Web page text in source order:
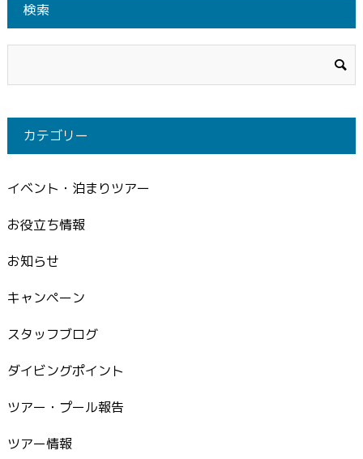
検索
カテゴリー
イベント・泊まりツアー
お役立ち情報
お知らせ
キャンペーン
スタッフブログ
ダイビングポイント
ツアー・プール報告
ツアー情報